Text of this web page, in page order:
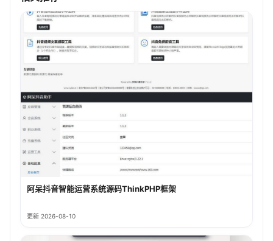
阿呆抖音智能运营系统源码ThinkPHP框架
更新 2026-08-10